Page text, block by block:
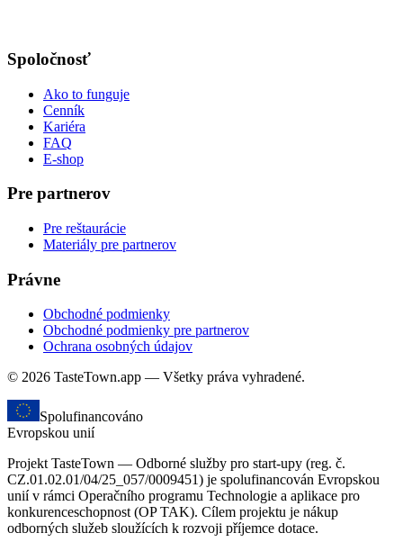
Spoločnosť
Ako to funguje
Cenník
Kariéra
FAQ
E-shop
Pre partnerov
Pre reštaurácie
Materiály pre partnerov
Právne
Obchodné podmienky
Obchodné podmienky pre partnerov
Ochrana osobných údajov
© 2026 TasteTown.app — Všetky práva vyhradené.
Spolufinancováno
Evropskou unií
Projekt TasteTown — Odborné služby pro start-upy (reg. č.
CZ.01.02.01/04/25_057/0009451) je spolufinancován Evropskou
unií v rámci Operačního programu Technologie a aplikace pro
konkurenceschopnost (OP TAK). Cílem projektu je nákup
odborných služeb sloužících k rozvoji příjemce dotace.